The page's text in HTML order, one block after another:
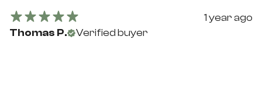
1 year ago
Thomas P.
Verified buyer